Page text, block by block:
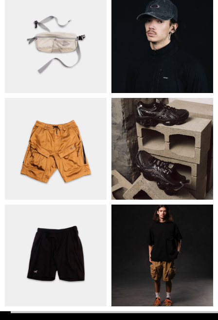
© Copyright All rights reserved
ОБМІН ТА ПОВЕРНЕННЯ
+38 063 502 60 83
КИЇВ, ВАЛЕРІЯ ЛОБАНОВСЬКОГО
УГОДА КОРИСТУВАЧА